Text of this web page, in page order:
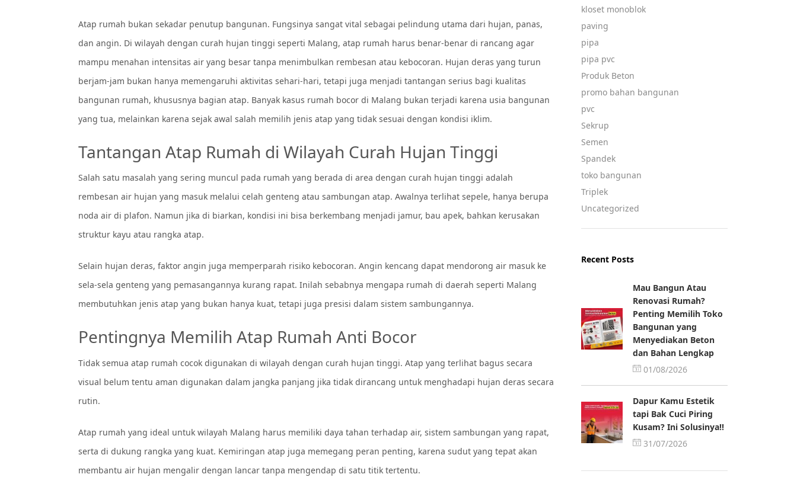
kloset monoblok
paving
pipa
pipa pvc
Produk Beton
promo bahan bangunan
pvc
Sekrup
Semen
Spandek
toko bangunan
Triplek
Uncategorized
Recent Posts
Mau Bangun Atau
Renovasi Rumah?
Penting Memilih Toko
Bangunan yang
Menyediakan Beton
dan Bahan Lengkap
01/08/2026
Dapur Kamu Estetik
tapi Bak Cuci Piring
Kusam? Ini Solusinya!!
31/07/2026
Atap rumah bukan sekadar penutup bangunan. Fungsinya sangat vital sebagai pelindung utama dari hujan, panas,
dan angin. Di wilayah dengan curah hujan tinggi seperti Malang, atap rumah harus benar-benar di rancang agar
mampu menahan intensitas air yang besar tanpa menimbulkan rembesan atau kebocoran. Hujan deras yang turun
berjam-jam bukan hanya memengaruhi aktivitas sehari-hari, tetapi juga menjadi tantangan serius bagi kualitas
bangunan rumah, khususnya bagian atap. Banyak kasus rumah bocor di Malang bukan terjadi karena usia bangunan
yang tua, melainkan karena sejak awal salah memilih jenis atap yang tidak sesuai dengan kondisi iklim.
Tantangan Atap Rumah di Wilayah Curah Hujan Tinggi
Salah satu masalah yang sering muncul pada rumah yang berada di area dengan curah hujan tinggi adalah
rembesan air hujan yang masuk melalui celah genteng atau sambungan atap. Awalnya terlihat sepele, hanya berupa
noda air di plafon. Namun jika di biarkan, kondisi ini bisa berkembang menjadi jamur, bau apek, bahkan kerusakan
struktur kayu atau rangka atap.
Selain hujan deras, faktor angin juga memperparah risiko kebocoran. Angin kencang dapat mendorong air masuk ke
sela-sela genteng yang pemasangannya kurang rapat. Inilah sebabnya mengapa rumah di daerah seperti Malang
membutuhkan jenis atap yang bukan hanya kuat, tetapi juga presisi dalam sistem sambungannya.
Pentingnya Memilih Atap Rumah Anti Bocor
Tidak semua atap rumah cocok digunakan di wilayah dengan curah hujan tinggi. Atap yang terlihat bagus secara
visual belum tentu aman digunakan dalam jangka panjang jika tidak dirancang untuk menghadapi hujan deras secara
rutin.
Atap rumah yang ideal untuk wilayah Malang harus memiliki daya tahan terhadap air, sistem sambungan yang rapat,
serta di dukung rangka yang kuat. Kemiringan atap juga memegang peran penting, karena sudut yang tepat akan
membantu air hujan mengalir dengan lancar tanpa mengendap di satu titik tertentu.